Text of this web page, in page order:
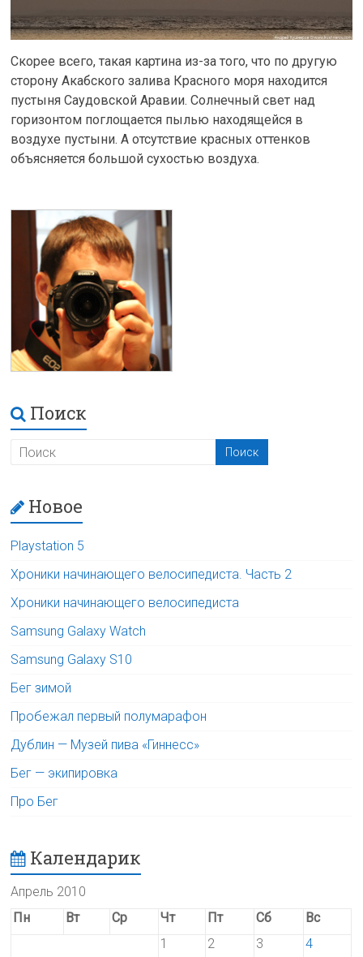
Скорее всего, такая картина из-за того, что по другую
сторону Акабского залива Красного моря находится
пустыня Саудовской Аравии. Солнечный свет над
горизонтом поглощается пылью находящейся в
воздухе пустыни. А отсутствие красных оттенков
объясняется большой сухостью воздуха.
Поиск
Новое
Playstation 5
Хроники начинающего велосипедиста. Часть 2
Хроники начинающего велосипедиста
Samsung Galaxy Watch
Samsung Galaxy S10
Бег зимой
Пробежал первый полумарафон
Дублин — Музей пива «Гиннесс»
Бег — экипировка
Про Бег
Календарик
Апрель 2010
Пн
Вт Ср Чт Пт Сб
Вс
1
2 3 4